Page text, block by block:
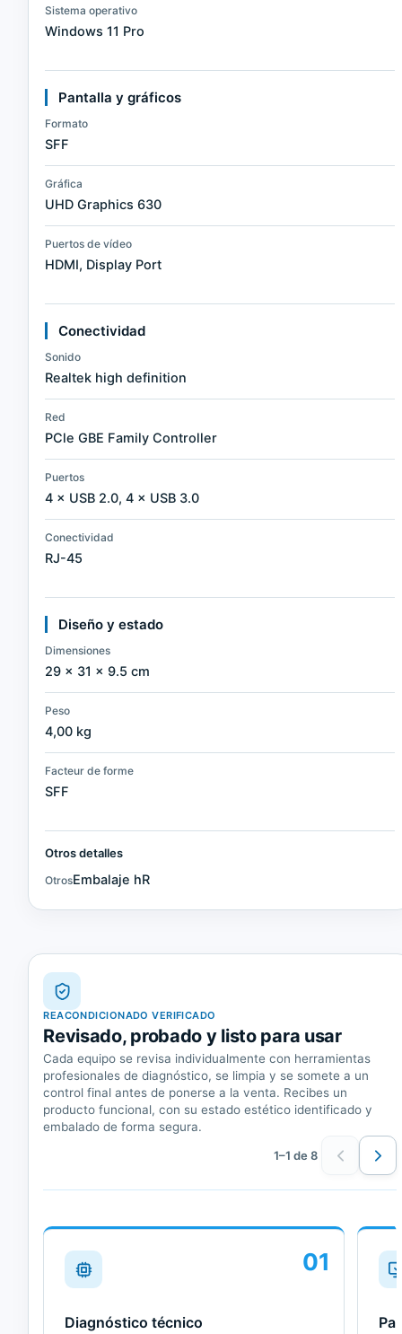
Sistema operativo
Windows 11 Pro
Pantalla y gráficos
Formato
SFF
Gráfica
UHD Graphics 630
Puertos de vídeo
HDMI, Display Port
Conectividad
Sonido
Realtek high definition
Red
PCle GBE Family Controller
Puertos
4 × USB 2.0, 4 × USB 3.0
Conectividad
RJ-45
Diseño y estado
Dimensiones
29 × 31 × 9.5 cm
Peso
4,00 kg
Facteur de forme
SFF
Otros detalles
OtrosEmbalaje hR
REACONDICIONADO VERIFICADO
Revisado, probado y listo para usar
Cada equipo se revisa individualmente con herramientas
profesionales de diagnóstico, se limpia y se somete a un
control final antes de ponerse a la venta. Recibes un
producto funcional, con su estado estético identificado y
embalado de forma segura.
1–1 de 8
01
Diagnóstico técnico